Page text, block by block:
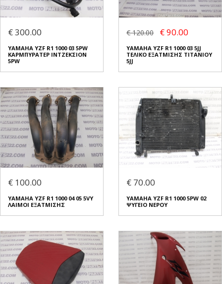
€ 300.00
YAMAHA YZF R1 1000 03 5PW
ΚΑΡΜΠΥΡΑΤΕΡ ΙΝΤΖΕΚΣΙΟΝ
5PW
€ 120.00 € 90.00
YAMAHA YZF R1 1000 03 5JJ
ΤΕΛΙΚΟ ΕΞΑΤΜΙΣΗΣ ΤΙΤΑΝΙΟΥ
5JJ
€ 100.00
YAMAHA YZF R1 1000 04 05 5VY
ΛΑΙΜΟΙ ΕΞΑΤΜΙΣΗΣ
€ 70.00
YAMAHA YZF R1 1000 5PW 02
ΨΥΓΕΙΟ ΝΕΡΟΥ